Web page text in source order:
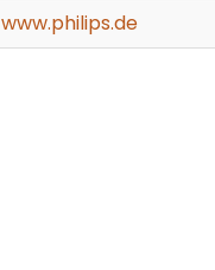
www.philips.de